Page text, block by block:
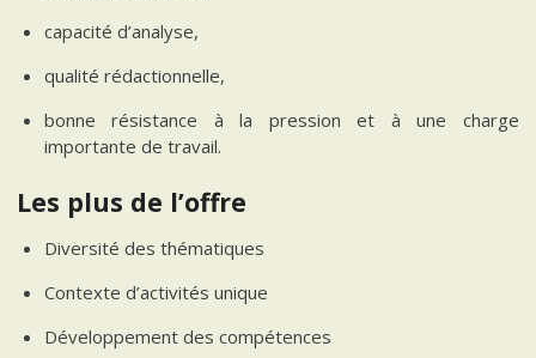
capacité d’analyse,
qualité rédactionnelle,
bonne résistance à la pression et à une charge
importante de travail.
Les plus de l’offre
Diversité des thématiques
Contexte d’activités unique
Développement des compétences